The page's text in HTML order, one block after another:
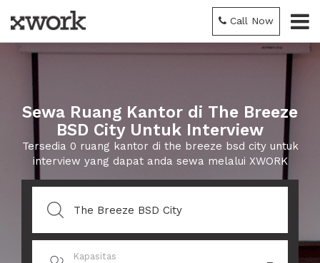
Call Now
Sewa Ruang Kantor di The Breeze
BSD City Untuk Interview
Tersedia 0 ruang kantor di the breeze bsd city untuk
interview yang dapat anda sewa melalui XWORK
Kapasitas